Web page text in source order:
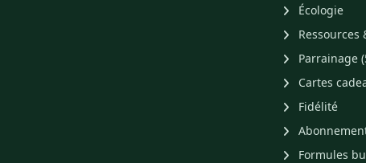
Écologie
Ressources
Parrainage
Cartes
Fidélité
Formules